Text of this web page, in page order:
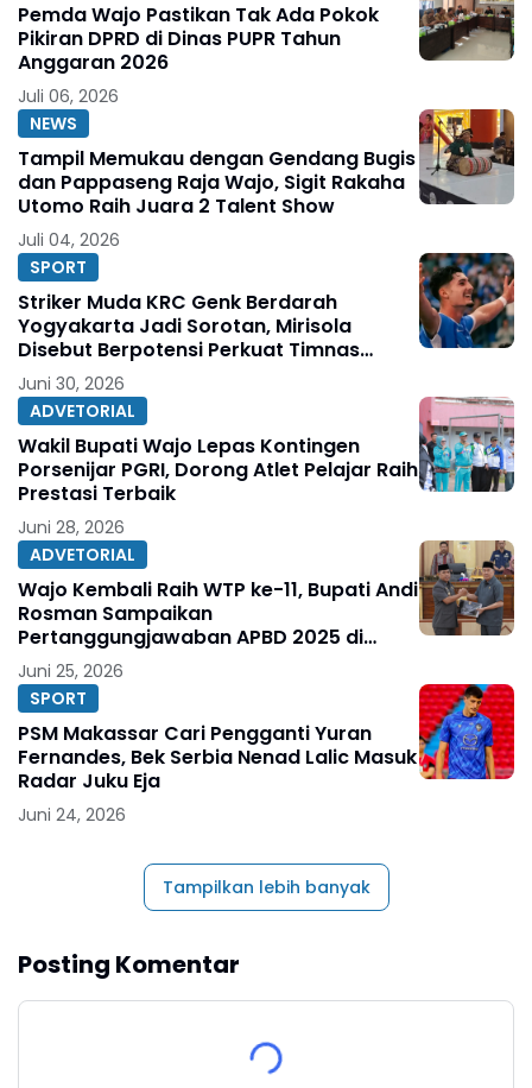
Pemda Wajo Pastikan Tak Ada Pokok
Pikiran DPRD di Dinas PUPR Tahun
Anggaran 2026
Juli 06, 2026
NEWS
Tampil Memukau dengan Gendang Bugis
dan Pappaseng Raja Wajo, Sigit Rakaha
Utomo Raih Juara 2 Talent Show
Juli 04, 2026
SPORT
Striker Muda KRC Genk Berdarah
Yogyakarta Jadi Sorotan, Mirisola
Disebut Berpotensi Perkuat Timnas
Indonesia
Juni 30, 2026
ADVETORIAL
Wakil Bupati Wajo Lepas Kontingen
Porsenijar PGRI, Dorong Atlet Pelajar Raih
Prestasi Terbaik
Juni 28, 2026
ADVETORIAL
Wajo Kembali Raih WTP ke-11, Bupati Andi
Rosman Sampaikan
Pertanggungjawaban APBD 2025 di
DPRD
Juni 25, 2026
SPORT
PSM Makassar Cari Pengganti Yuran
Fernandes, Bek Serbia Nenad Lalic Masuk
Radar Juku Eja
Juni 24, 2026
Tampilkan lebih banyak
Posting Komentar